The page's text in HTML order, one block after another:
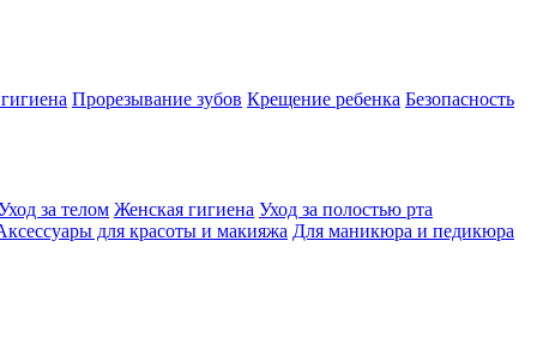
Прорезывание зубов Крещение ребенка Безопасность
за телом Женская гигиена Уход за полостью рта
для красоты и макияжа Для маникюра и педикюра